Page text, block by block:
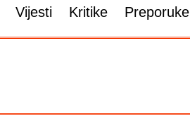
Vijesti Kritike Preporuke